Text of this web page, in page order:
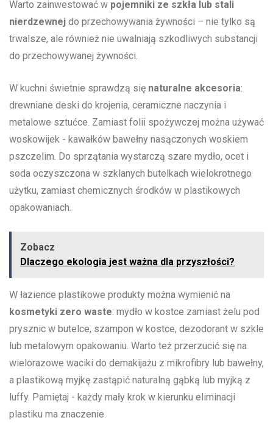
Warto zainwestować w pojemniki ze szkła lub stali
nierdzewnej do ⁣przechowywania ⁢żywności‍ – nie tylko są
trwalsze, ale również nie uwalniają szkodliwych substancji
do ⁤przechowywanej żywności.
W kuchni ​świetnie sprawdzą się naturalne akcesoria:
drewniane deski⁤ do krojenia, ceramiczne naczynia i
⁢metalowe sztućce. Zamiast ​folii spożywczej⁢ można używać
‌woskowijek ⁢- ⁢kawałków ⁤bawełny nasączonych⁣ woskiem
⁣pszczelim. ‌Do​ sprzątania wystarczą⁣ szare mydło, ocet​ i
soda oczyszczona w szklanych butelkach⁣ wielokrotnego
użytku, ‌zamiast chemicznych środków w plastikowych
opakowaniach.
Zobacz
Dlaczego ekologia jest ważna dla przyszłości?
W łazience plastikowe⁢ produkty można wymienić na
kosmetyki zero ⁣waste: mydło w⁣ kostce​ zamiast⁣ żelu pod
prysznic w ⁢butelce, szampon w kostce,‌ dezodorant w szkle‍
lub ‍metalowym opakowaniu.⁤ Warto⁤ też przerzucić⁣ się na
wielorazowe ⁤waciki do demakijażu⁤ z mikrofibry lub bawełny,
​a‍ plastikową myjkę ‌zastąpić naturalną gąbką lub myjką‌ z
luffy. ​Pamiętaj⁢ -⁢ każdy mały⁢ krok w kierunku⁢ eliminacji⁢
plastiku ma znaczenie.